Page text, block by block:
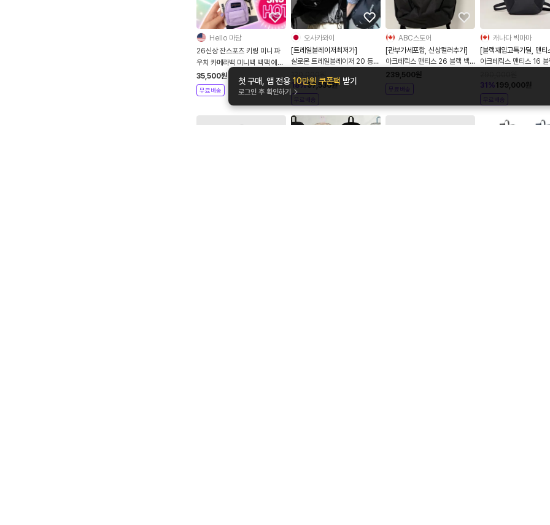
첫 구매, 앱 전용10만원 쿠폰팩 받기
로그인 후 확인하기
Hello 마담
26신상 잔스포츠 키링 미니 파
우치 카메라백 미니백 백팩 에어
팟 카드 케이스 화장품 슈퍼 스태
시 SUPER STASH
35,500원
무료배송
오사카와이
[트레일블레이저최저가]
살로몬 트레일블레이저 20 등산
LC2182600
120,000
18%97,536원
무료배송
ABC스토어
[관부가세포함, 신상컬러추가]
아크테릭스 맨티스 26 블랙 백
팩 등산 가방 10643
239,500원
무료배송
캐나다 빅마마
[블랙재입고특가딜, 맨티
딜]
아크테릭스 맨티스 16
31 %199,000원
무료배송